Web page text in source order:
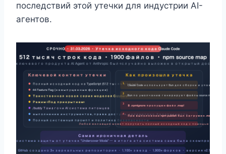
последствий этой утечки для индустрии AI-
агентов.